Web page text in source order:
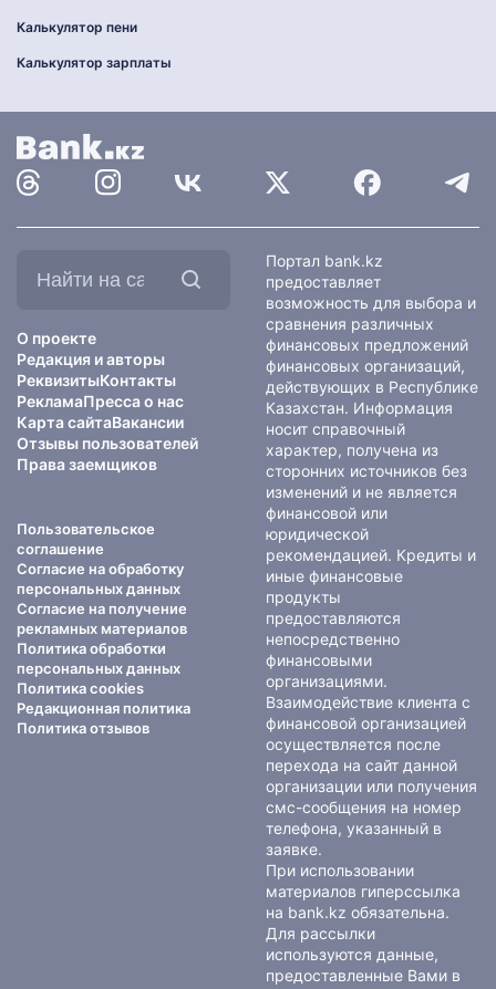
Калькулятор пени
Калькулятор зарплаты
О проекте
Редакция и авторы
РеквизитыКонтакты
РекламаПресса о нас
Карта сайтаВакансии
Отзывы пользователей
Права заемщиков
Пользовательское
соглашение
Согласие на обработку
персональных данных
Согласие на получение
рекламных материалов
Политика обработки
персональных данных
Политика cookies
Редакционная политика
Политика отзывов
Портал bank.kz
предоставляет
возможность для выбора и
сравнения различных
финансовых предложений
финансовых организаций,
действующих в Республике
Казахстан. Информация
носит справочный
характер, получена из
сторонних источников без
изменений и не является
финансовой или
юридической
рекомендацией. Кредиты и
иные финансовые
продукты
предоставляются
непосредственно
финансовыми
организациями.
Взаимодействие клиента с
финансовой организацией
осуществляется после
перехода на сайт данной
организации или получения
смс-сообщения на номер
телефона, указанный в
заявке.
При использовании
материалов гиперссылка
на bank.kz обязательна.
Для рассылки
используются данные,
предоставленные Вами в